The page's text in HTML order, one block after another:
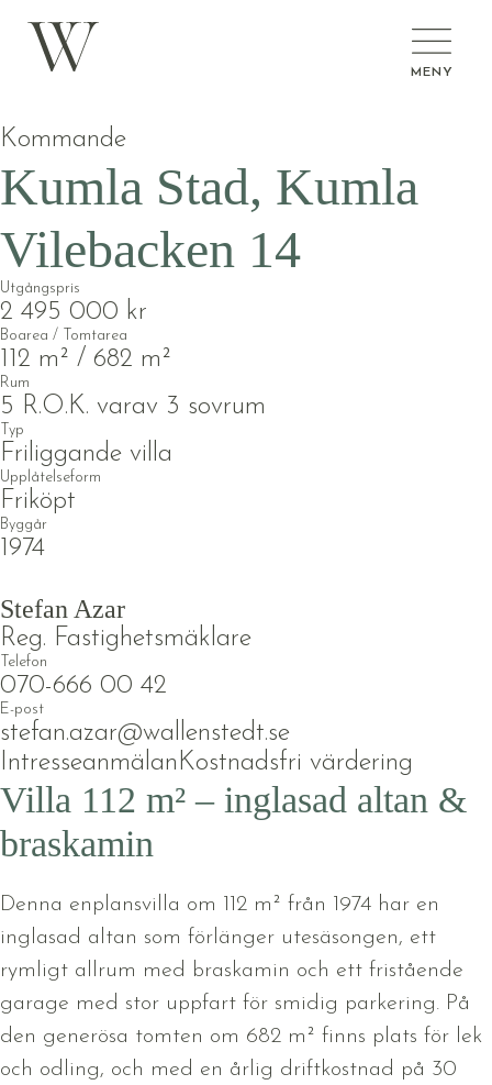
MENY
Kommande
Kumla Stad, Kumla
Vilebacken 14
Utgångspris
2 495 000 kr
Boarea / Tomtarea
112 m² / 682 m²
Rum
5 R.O.K. varav 3 sovrum
Typ
Friliggande villa
Upplåtelseform
Friköpt
Byggår
1974
Stefan Azar
Reg. Fastighetsmäklare
Telefon
070-666 00 42
E-post
stefan.azar@wallenstedt.se
IntresseanmälanKostnadsfri värdering
Villa 112 m² – inglasad altan &
braskamin
Denna enplansvilla om 112 m² från 1974 har en
inglasad altan som förlänger utesäsongen, ett
rymligt allrum med braskamin och ett fristående
garage med stor uppfart för smidig parkering. På
den generösa tomten om 682 m² finns plats för lek
och odling, och med en årlig driftkostnad på 30